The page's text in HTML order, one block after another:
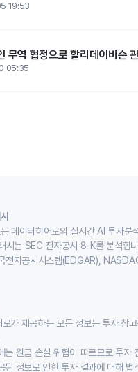
19:53
무역 협정으로 할리데이비슨
05:35
데이터히어로의 실시간 AI 투자분
시는 SEC 전자공시 8-K를 분석합
전자공시시스템(EDGAR),
로가 제공하는 모든 정보는 투자 참
는 원금 손실 위험이 따르므로 투자
된 정보로 인한 투자 결과에 대해 법